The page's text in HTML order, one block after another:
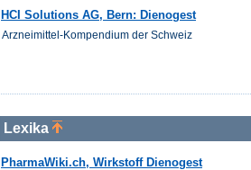
HCI Solutions AG, Bern: Dienogest
Arzneimittel-Kompendium der Schweiz
Lexika
PharmaWiki.ch, Wirkstoff Dienogest